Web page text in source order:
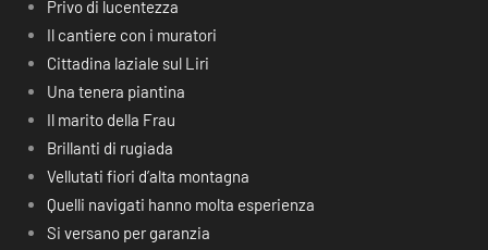
Privo di lucentezza
Il cantiere con i muratori
Cittadina laziale sul Liri
Una tenera piantina
Il marito della Frau
Brillanti di rugiada
Vellutati fiori d’alta montagna
Quelli navigati hanno molta esperienza
Si versano per garanzia